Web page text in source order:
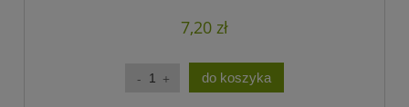
7,20 zł
do koszyka